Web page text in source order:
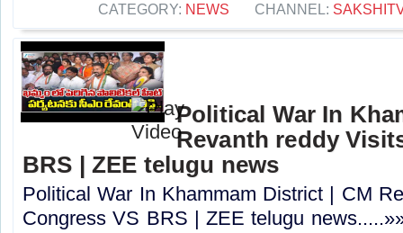
CATEGORY: NEWS CHANNEL:
Political War In
Revanth reddy
BRS | ZEE telugu news
Political War In Khammam District | CM
Congress VS BRS | ZEE telugu